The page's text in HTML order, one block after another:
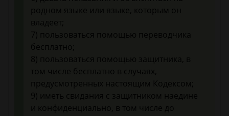
родном языке или языке, которым он
владеет;
7) пользоваться помощью переводчика
бесплатно;
8) пользоваться помощью защитника, в
том числе бесплатно в случаях,
предусмотренных настоящим Кодексом;
9) иметь свидания с защитником наедине
и конфиденциально, в том числе до